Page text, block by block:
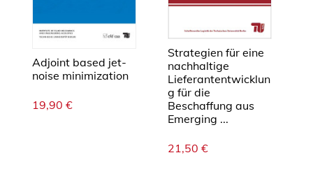
Adjoint based jet-
noise minimization
19,90 €
Strategien für eine
nachhaltige
Lieferantentwicklun
g für die
Beschaffung aus
Emerging ...
21,50 €